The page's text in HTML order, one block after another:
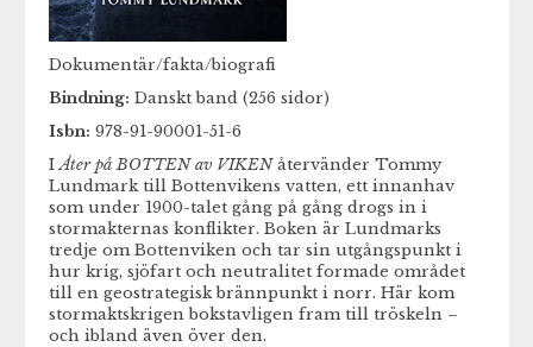
Dokumentär/fakta/biografi
Bindning: Danskt band (256 sidor)
Isbn: 978-91-90001-51-6
IÅter på BOTTEN av VIKENåtervänder Tommy
Lundmark till Bottenvikens vatten, ett innanhav
som under 1900-talet gång på gång drogs in i
stormakternas konflikter. Boken är Lundmarks
tredje om Bottenviken och tar sin utgångspunkt i
hur krig, sjöfart och neutralitet formade området
till en geostrategisk brännpunkt i norr. Här kom
stormaktskrigen bokstavligen fram till tröskeln –
och ibland även över den.